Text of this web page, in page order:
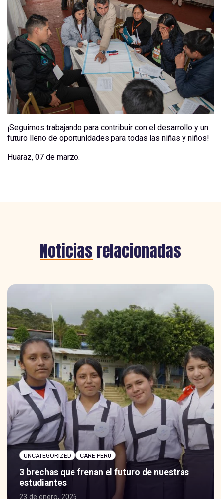
¡Seguimos trabajando para contribuir con el desarrollo y un
futuro lleno de oportunidades para todas las niñas y niños!
Huaraz, 07 de marzo.
Noticias relacionadas
UNCATEGORIZED CARE PERÚ
3 brechas que frenan el futuro de nuestras
estudiantes
23 de enero, 2026